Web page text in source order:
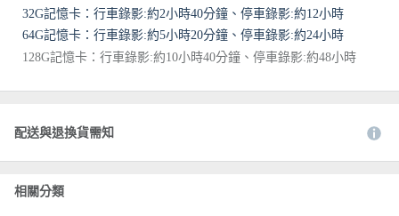
32G記憶卡：行車錄影:約2小時40分鐘、停車錄影:約12小時
64G記憶卡：行車錄影:約5小時20分鐘、停車錄影:約24小時
128G記憶卡：行車錄影:約10小時40分鐘、停車錄影:約48小時
配送與退換貨需知
相關分類